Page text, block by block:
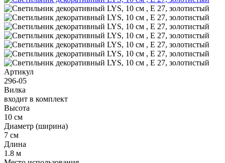
Артикул
296-05
Вилка
входит в комплект
Высота
10 см
Диаметр (ширина)
7 см
Длина
1.8 м